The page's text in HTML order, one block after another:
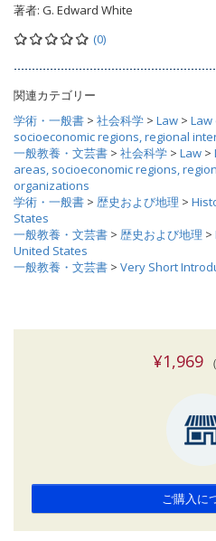
著者: G. Edward White
(0)
関連カテゴリー
学術・一般書 > 社会科学 > Law > Law
socioeconomic regions, regional
一般教養・文芸書 > 社会科学 > Law >
areas, socioeconomic regions,
organizations
学術・一般書 > 歴史および地理 >
States
一般教養・文芸書 > 歴史および地理 >
United States
一般教養・文芸書 > Very Short
¥1,969
ご購入に